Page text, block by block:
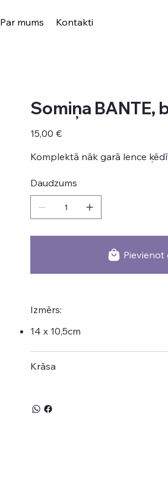
Par mums Kontakti
Somiņa BANTE,
15,00 €
Komplektā nāk garā lence
Daudzums
Pievienot
Izmērs:
14 x 10,5cm
Krāsa